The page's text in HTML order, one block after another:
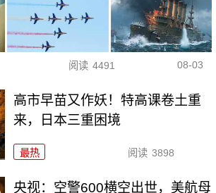
阅读 4491 08-03
高市早苗又作妖！特高课卷土重
来，日本三重困境
最热 阅读 3898
央视：空警600横空出世，美航母